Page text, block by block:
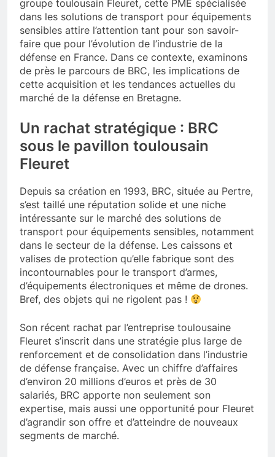
groupe toulousain Fleuret, cette PME spécialisée
dans les solutions de transport pour équipements
sensibles attire l’attention tant pour son savoir-
faire que pour l’évolution de l’industrie de la
défense en France. Dans ce contexte, examinons
de près le parcours de BRC, les implications de
cette acquisition et les tendances actuelles du
marché de la défense en Bretagne.
Un rachat stratégique : BRC
sous le pavillon toulousain
Fleuret
Depuis sa création en 1993, BRC, située au Pertre,
s’est taillé une réputation solide et une niche
intéressante sur le marché des solutions de
transport pour équipements sensibles, notamment
dans le secteur de la défense. Les caissons et
valises de protection qu’elle fabrique sont des
incontournables pour le transport d’armes,
d’équipements électroniques et même de drones.
Bref, des objets qui ne rigolent pas !
Son récent rachat par l’entreprise toulousaine
Fleuret s’inscrit dans une stratégie plus large de
renforcement et de consolidation dans l’industrie
de défense française. Avec un chiffre d’affaires
d’environ 20 millions d’euros et près de 30
salariés, BRC apporte non seulement son
expertise, mais aussi une opportunité pour Fleuret
d’agrandir son offre et d’atteindre de nouveaux
segments de marché.